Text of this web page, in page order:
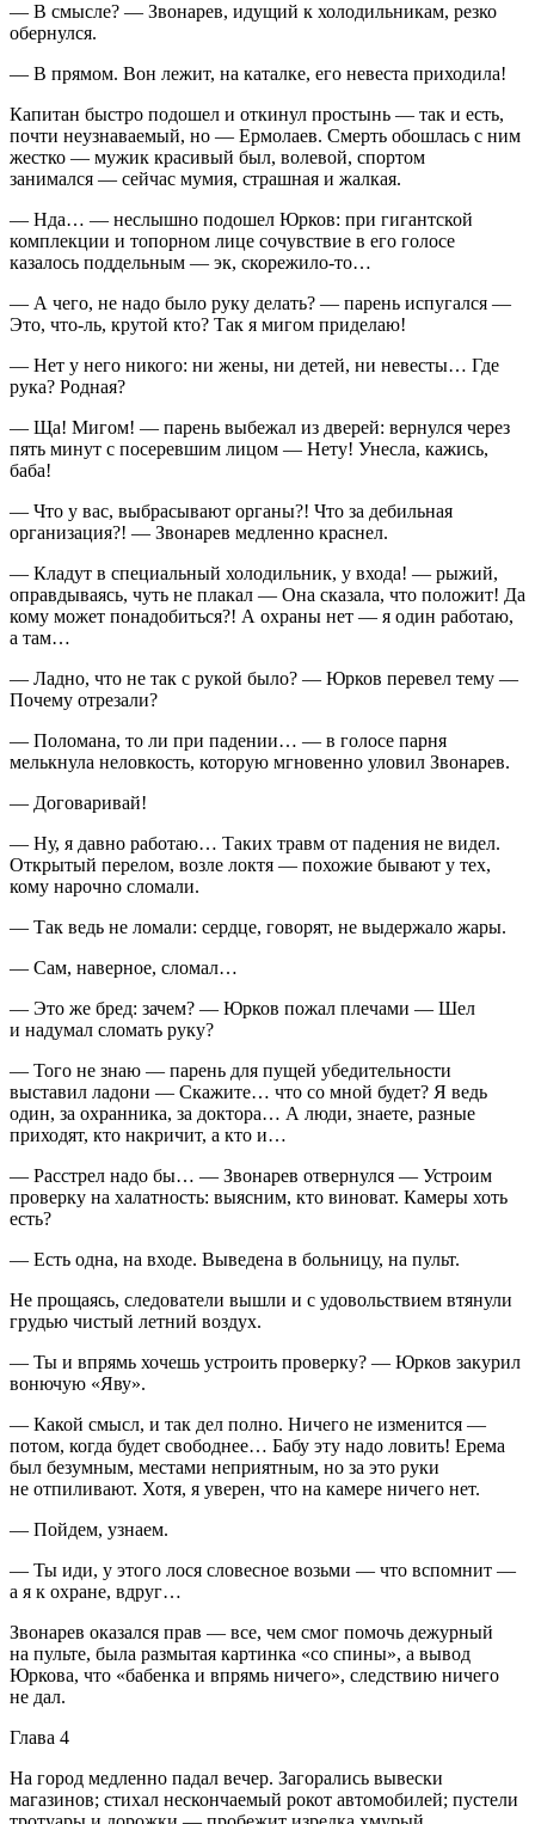
— В смысле? — Звонарев, идущий к холодильникам, резко
обернулся.
— В прямом. Вон лежит, на каталке, его невеста приходила!
Капитан быстро подошел и откинул простынь — так и есть,
почти неузнаваемый, но — Ермолаев. Смерть обошлась с ним
жестко — мужик красивый был, волевой, спортом
занимался — сейчас мумия, страшная и жалкая.
— Нда… — неслышно подошел Юрков: при гигантской
комплекции и топорном лице сочувствие в его голосе
казалось поддельным — эк, скорежило-то…
— А чего, не надо было руку делать? — парень испугался —
Это, что-ль, крутой кто? Так я мигом приделаю!
— Нет у него никого: ни жены, ни детей, ни невесты… Где
рука? Родная?
— Ща! Мигом! — парень выбежал из дверей: вернулся через
пять минут с посеревшим лицом — Нету! Унесла, кажись,
баба!
— Что у вас, выбрасывают органы?! Что за дебильная
организация?! — Звонарев медленно краснел.
— Кладут в специальный холодильник, у входа! — рыжий,
оправдываясь, чуть не плакал — Она сказала, что положит! Да
кому может понадобиться?! А охраны нет — я один работаю,
а там…
— Ладно, что не так с рукой было? — Юрков перевел тему —
Почему отрезали?
— Поломана, то ли при падении… — в голосе парня
мелькнула неловкость, которую мгновенно уловил Звонарев.
— Договаривай!
— Ну, я давно работаю… Таких травм от падения не видел.
Открытый перелом, возле локтя — похожие бывают у тех,
кому нарочно сломали.
— Так ведь не ломали: сердце, говорят, не выдержало жары.
— Сам, наверное, сломал…
— Это же бред: зачем? — Юрков пожал плечами — Шел
и надумал сломать руку?
— Того не знаю — парень для пущей убедительности
выставил ладони — Скажите… что со мной будет? Я ведь
один, за охранника, за доктора… А люди, знаете, разные
приходят, кто накричит, а кто и…
— Расстрел надо бы… — Звонарев отвернулся — Устроим
проверку на халатность: выясним, кто виноват. Камеры хоть
есть?
— Есть одна, на входе. Выведена в больницу, на пульт.
Не прощаясь, следователи вышли и с удовольствием втянули
грудью чистый летний воздух.
— Ты и впрямь хочешь устроить проверку? — Юрков закурил
вонючую «Яву».
— Какой смысл, и так дел полно. Ничего не изменится —
потом, когда будет свободнее… Бабу эту надо ловить! Ерема
был безумным, местами неприятным, но за это руки
не отпиливают. Хотя, я уверен, что на камере ничего нет.
— Пойдем, узнаем.
— Ты иди, у этого лося словесное возьми — что вспомнит —
а я к охране, вдруг…
Звонарев оказался прав — все, чем смог помочь дежурный
на пульте, была размытая картинка «со спины», а вывод
Юркова, что «бабенка и впрямь ничего», следствию ничего
не дал.
Глава 4
На город медленно падал вечер. Загорались вывески
магазинов; стихал нескончаемый рокот автомобилей; пустели